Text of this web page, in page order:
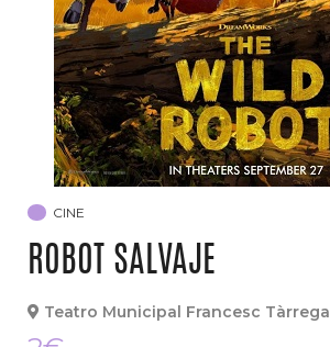
CINE
ROBOT SALVAJE
Teatro Municipal Francesc Tàrrega